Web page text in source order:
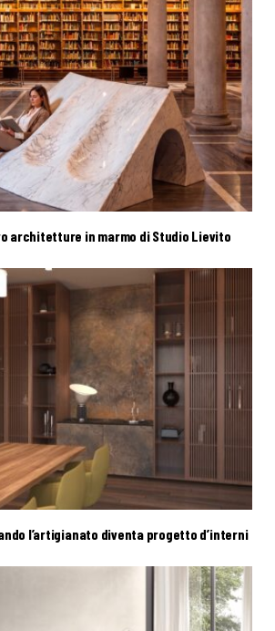
architetture in marmo di Studio Lievito
l’artigianato diventa progetto d’interni